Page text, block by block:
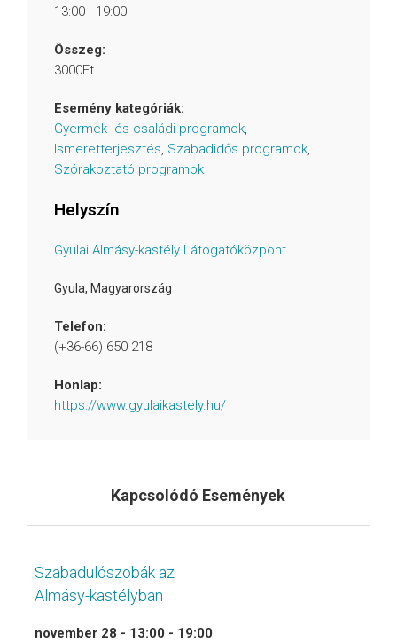
13:00 - 19:00
Összeg:
3000Ft
Esemény kategóriák:
Gyermek- és családi programok,
Ismeretterjesztés, Szabadidős programok,
Szórakoztató programok
Helyszín
Gyulai Almásy-kastély Látogatóközpont
Gyula, Magyarország
Telefon:
(+36-66) 650 218
Honlap:
https://www.gyulaikastely.hu/
Kapcsolódó Események
Szabadulószobák az
Almásy-kastélyban
november 28 - 13:00 - 19:00